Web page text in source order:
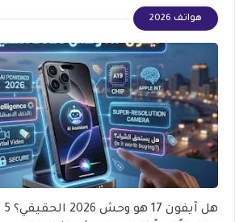
هواتف 2026